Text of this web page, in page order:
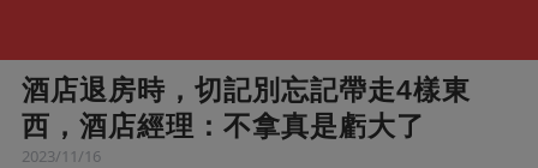
酒店退房時，切記別忘記帶走4樣東
西，酒店經理：不拿真是虧大了
2023/11/16